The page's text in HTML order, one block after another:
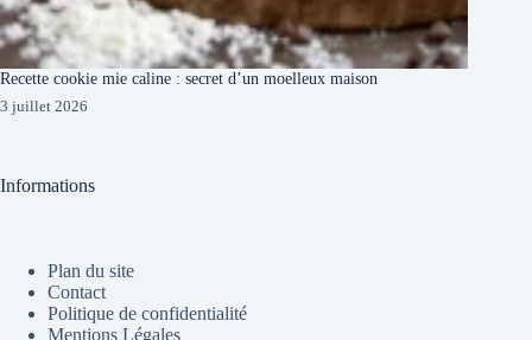
Recette cookie mie caline : secret d’un moelleux maison
3 juillet 2026
Informations
Plan du site
Contact
Politique de confidentialité
Mentions Légales